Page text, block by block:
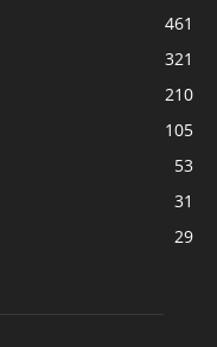
461
321
210
105
53
31
29